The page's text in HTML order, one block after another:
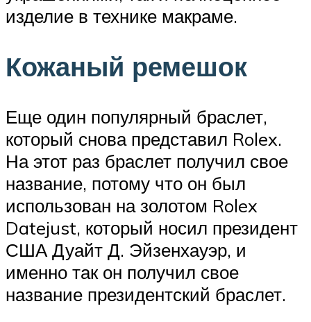
изделие в технике макраме.
Кожаный ремешок
Еще один популярный браслет,
который снова представил Rolex.
На этот раз браслет получил свое
название, потому что он был
использован на золотом Rolex
Datejust, который носил президент
США Дуайт Д. Эйзенхауэр, и
именно так он получил свое
название президентский браслет.